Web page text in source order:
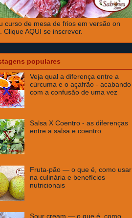
curso de mesa de frios em versão on
Clique AQUI se inscrever.
populares
Veja qual a diferença entre a
cúrcuma e o açafrão - acabando
com a confusão de uma vez
Salsa X Coentro - as diferenças
entre a salsa e coentro
Fruta-pão — o que é, como usar
na culinária e benefícios
nutricionais
Sour cream — o que é, como